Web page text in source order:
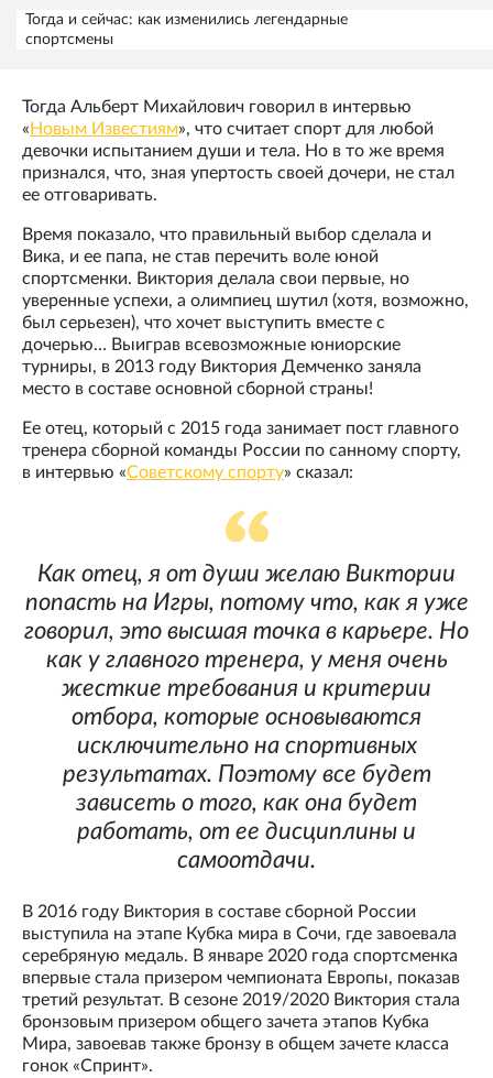
Тогда и сейчас: как изменились легендарные
спортсмены
Тогда Альберт Михайлович говорил в интервью
« Новым Известиям», что считает спорт для любой
девочки испытанием души и тела. Но в то же время
признался, что, зная упертость своей дочери, не стал
ее отговаривать.
Время показало, что правильный выбор сделала и
Вика, и ее папа, не став перечить воле юной
спортсменки. Виктория делала свои первые, но
уверенные успехи, а олимпиец шутил (хотя, возможно,
был серьезен), что хочет выступить вместе с
дочерью… Выиграв всевозможные юниорские
турниры, в 2013 году Виктория Демченко заняла
место в составе основной сборной страны!
Ее отец, который с 2015 года занимает пост главного
тренера сборной команды России по санному спорту,
в интервью «Советскому спорту» сказал:
Как отец, я от души желаю Виктории
попасть на Игры, потому что, как я уже
говорил, это высшая точка в карьере. Но
как у главного тренера, у меня очень
жесткие требования и критерии
отбора, которые основываются
исключительно на спортивных
результатах. Поэтому все будет
зависеть о того, как она будет
работать, от ее дисциплины и
самоотдачи.
В 2016 году Виктория в составе сборной России
выступила на этапе Кубка мира в Сочи, где завоевала
серебряную медаль. В январе 2020 года спортсменка
впервые стала призером чемпионата Европы, показав
третий результат. В сезоне 2019/2020 Виктория стала
бронзовым призером общего зачета этапов Кубка
Мира, завоевав также бронзу в общем зачете класса
гонок «Спринт».